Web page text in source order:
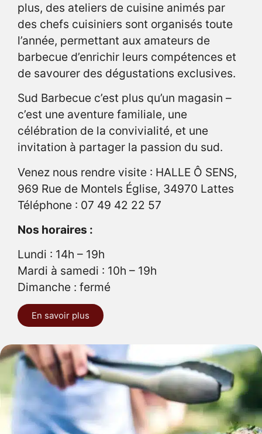
plus, des ateliers de cuisine animés par
des chefs cuisiniers sont organisés toute
l’année, permettant aux amateurs de
barbecue d’enrichir leurs compétences et
de savourer des dégustations exclusives.
Sud Barbecue c’est plus qu’un magasin –
c’est une aventure familiale, une
célébration de la convivialité, et une
invitation à partager la passion du sud.
Venez nous rendre visite : HALLE Ô SENS,
969 Rue de Montels Église, 34970 Lattes
Téléphone : 07 49 42 22 57
Nos horaires :
Lundi : 14h – 19h
Mardi à samedi : 10h – 19h
Dimanche : fermé
En savoir plus